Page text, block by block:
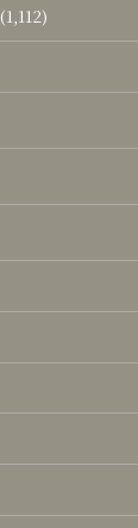
(1,112)